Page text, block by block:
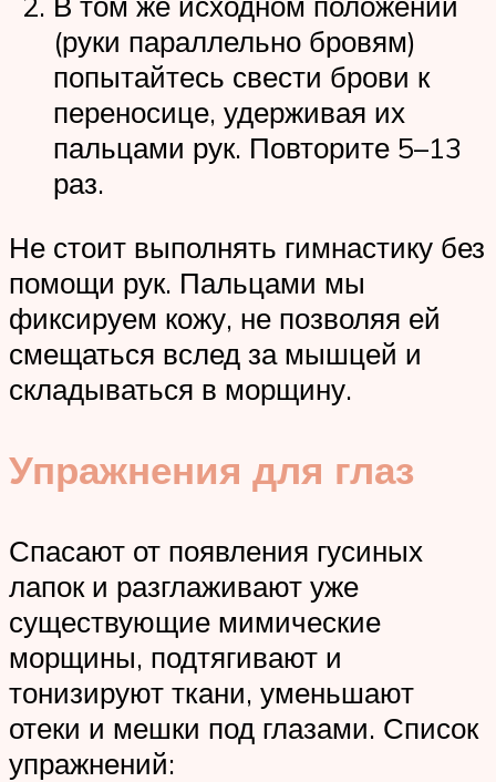
(руки параллельно бровям)
попытайтесь свести брови к
переносице, удерживая их
пальцами рук. Повторите 5–13
раз.
Не стоит выполнять гимнастику без
помощи рук. Пальцами мы
фиксируем кожу, не позволяя ей
смещаться вслед за мышцей и
складываться в морщину.
Упражнения для глаз
Спасают от появления гусиных
лапок и разглаживают уже
существующие мимические
морщины, подтягивают и
тонизируют ткани, уменьшают
отеки и мешки под глазами. Список
упражнений: